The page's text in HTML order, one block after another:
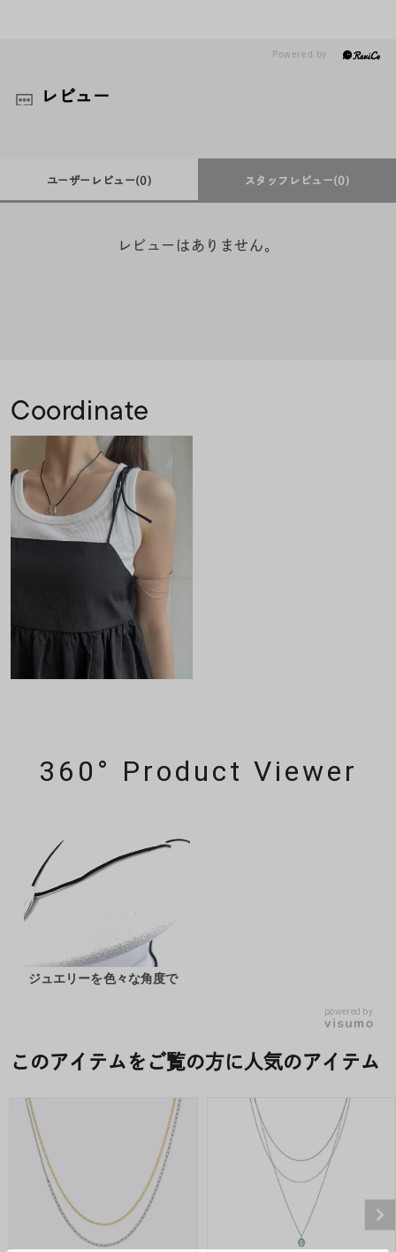
レビュー
ユーザーレビュー(0) スタッフレビュー(0)
レビューはありません。
Coordinate
360° Product Viewer
ジュエリーを色々な角度で
powered by
このアイテムをご覧の方に人気のアイテム